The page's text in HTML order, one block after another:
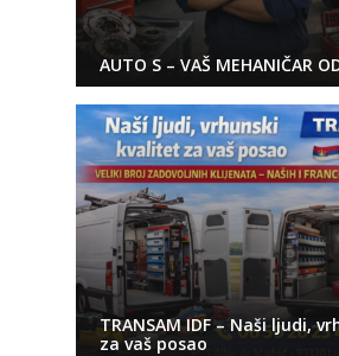
AUTO S – VAŠ MEHANIČAR
TRANSAM IDF – Naši ljudi,
za vaš posao